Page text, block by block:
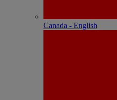
Canada - English